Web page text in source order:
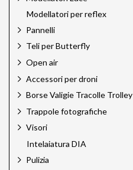
Modellatori per reflex
Pannelli
Teli per Butterfly
Open air
Accessori per droni
Borse Valigie Tracolle Trolley
Trappole fotografiche
Visori
Intelaiatura DIA
Pulizia